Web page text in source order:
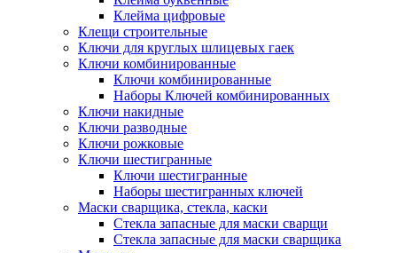
Клейма цифровые
Клещи строительные
Ключи для круглых шлицевых гаек
Ключи комбинированные
Ключи комбинированные
Наборы Ключей комбинированных
Ключи накидные
Ключи разводные
Ключи рожковые
Ключи шестигранные
Ключи шестигранные
Наборы шестигранных ключей
Маски сварщика, стекла, каски
Стекла запасные для маски сварщи
Стекла запасные для маски сварщика